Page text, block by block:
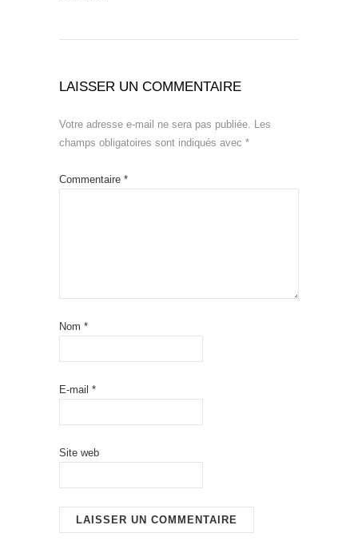
LAISSER UN COMMENTAIRE
Votre adresse e-mail ne sera pas publiée.
Les
champs obligatoires sont indiqués avec *
Commentaire *
Nom *
E-mail *
Site web